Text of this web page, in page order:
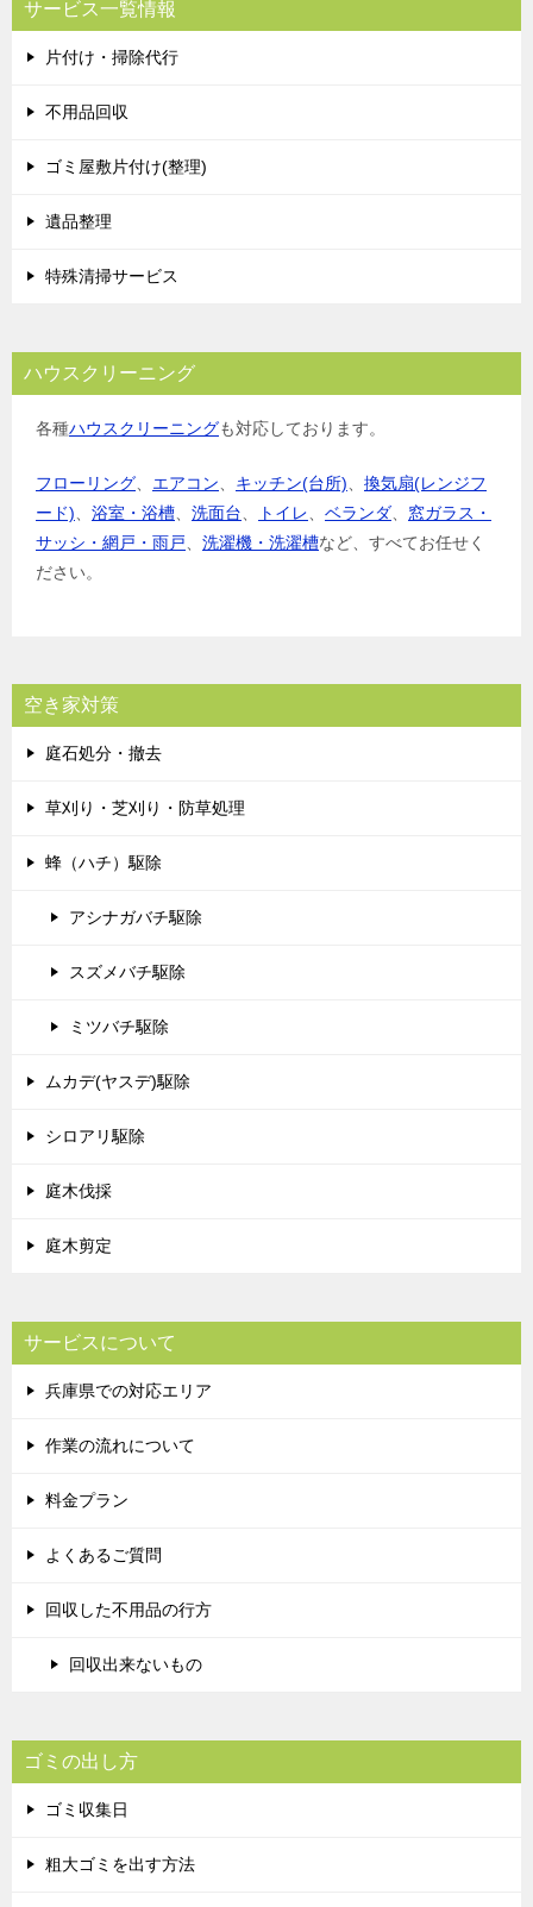
サービス一覧情報
片付け・掃除代行
不用品回収
ゴミ屋敷片付け(整理)
遺品整理
特殊清掃サービス
ハウスクリーニング
各種ハウスクリーニングも対応しております。
フローリング エアコン キッチン(台所)
換気扇(レンジフ
ード)
浴室・浴槽 洗面台 トイレ ベランダ
窓ガラス・
サッシ・網戸・雨戸
洗濯機・洗濯槽など、すべてお任せく
ださい。
空き家対策
庭石処分・撤去
草刈り・芝刈り・防草処理
蜂（ハチ）駆除
アシナガバチ駆除
スズメバチ駆除
ミツバチ駆除
ムカデ(ヤスデ)駆除
シロアリ駆除
庭木伐採
庭木剪定
サービスについて
兵庫県での対応エリア
作業の流れについて
料金プラン
よくあるご質問
回収した不用品の行方
回収出来ないもの
ゴミの出し方
ゴミ収集日
粗大ゴミを出す方法